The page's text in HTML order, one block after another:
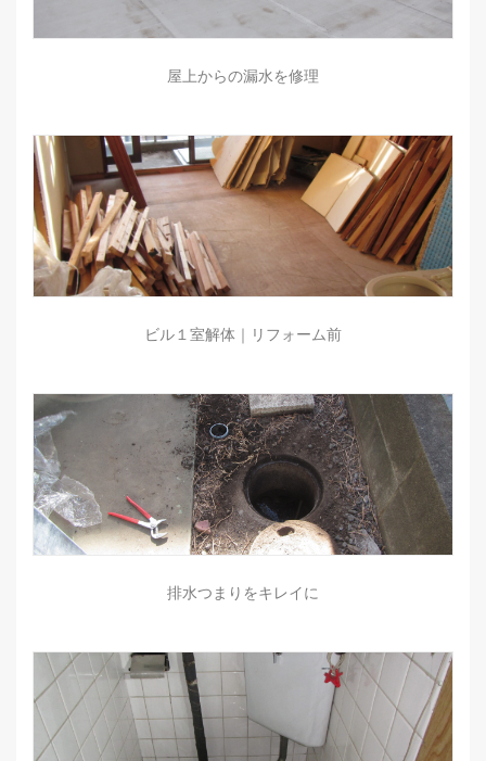
屋上からの漏水を修理
ビル１室解体｜リフォーム前
排水つまりをキレイに